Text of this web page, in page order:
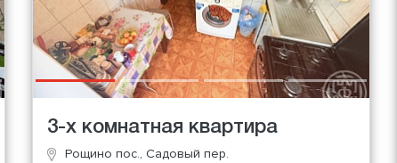
3-х комнатная квартира
Рощино пос., Садовый пер.